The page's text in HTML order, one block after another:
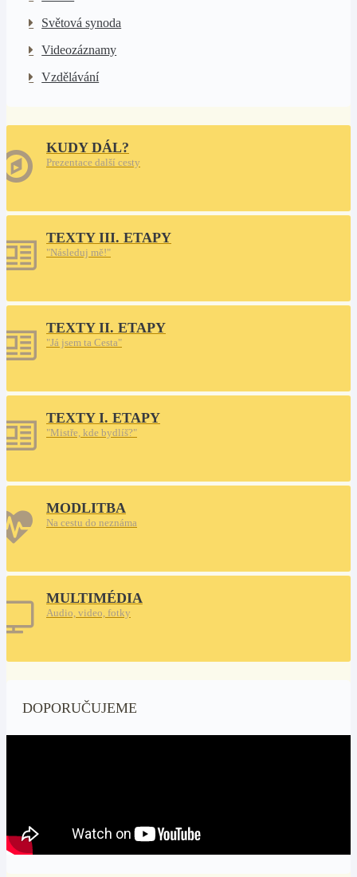
Světová synoda
Videozáznamy
Vzdělávání
KUDY DÁL?
Prezentace další cesty
TEXTY III. ETAPY
"Následuj mě!"
TEXTY II. ETAPY
"Já jsem ta Cesta"
TEXTY I. ETAPY
"Mistře, kde bydlíš?"
MODLITBA
Na cestu do neznáma
MULTIMÉDIA
Audio, video, fotky
DOPORUČUJEME